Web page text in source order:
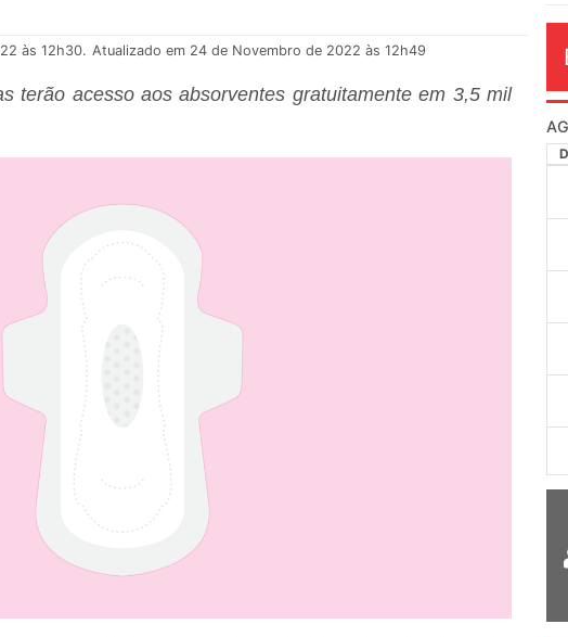
às 12h30. Atualizado em 24 de Novembro de 2022 às 12h49
terão acesso aos absorventes gratuitamente em 3,5 mil